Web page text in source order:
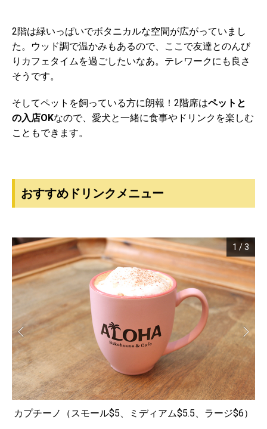
2階は緑いっぱいでボタニカルな空間が広がっていまし
た。ウッド調で温かみもあるので、ここで友達とのんび
りカフェタイムを過ごしたいなあ。テレワークにも良さ
そうです。
そしてペットを飼っている方に朗報！2階席はペットと
の入店OKなので、愛犬と一緒に食事やドリンクを楽しむ
こともできます。
おすすめドリンクメニュー
カプチーノ（スモール$5、ミディアム$5.5、ラージ$6）
1 /3